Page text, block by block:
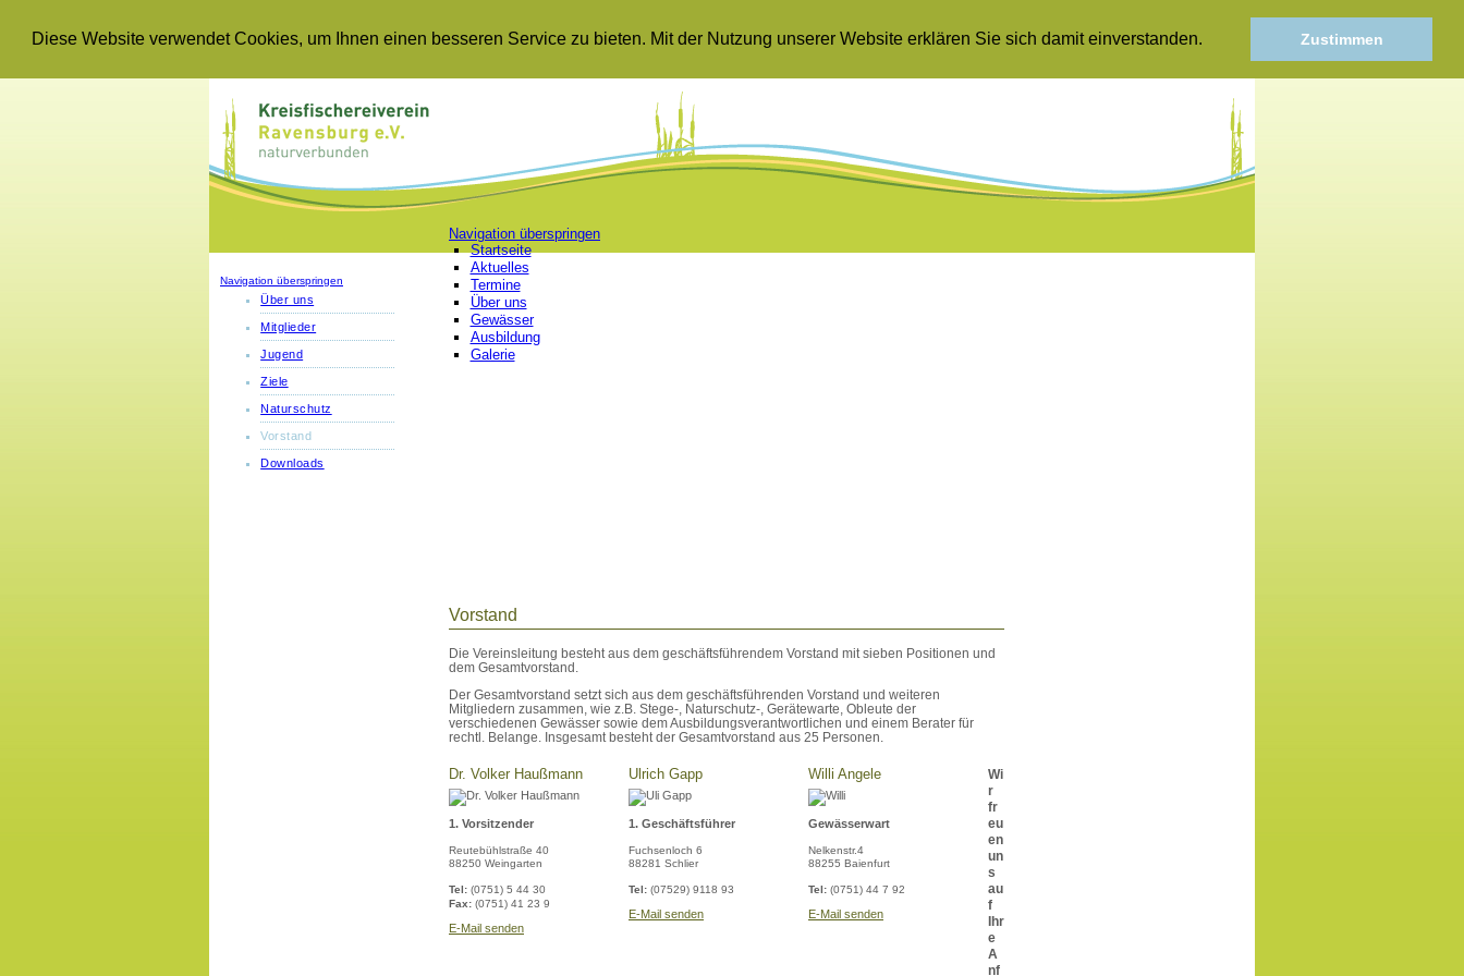
Diese Website verwendet Cookies, um Ihnen einen besseren Service zu bieten. Mit der Nutzung unserer Website erklären Sie sich damit einverstanden. Zustimmen
Navigation überspringen
Startseite
Aktuelles
Termine
Über uns
Gewässer
Ausbildung
Galerie
Navigation überspringen
Über uns
Mitglieder
Jugend
Ziele
Naturschutz
Vorstand
Downloads
Vorstand
Die Vereinsleitung besteht aus dem geschäftsführendem Vorstand mit sieben Positionen und
dem Gesamtvorstand.
Der Gesamtvorstand setzt sich aus dem geschäftsführenden Vorstand und weiteren
Mitgliedern zusammen, wie z.B. Stege-, Naturschutz-, Gerätewarte, Obleute der
verschiedenen Gewässer sowie dem Ausbildungsverantwortlichen und einem Berater für
rechtl. Belange. Insgesamt besteht der Gesamtvorstand aus 25 Personen.
Dr. Volker Haußmann
1. Vorsitzender
Reutebühlstraße 40
88250 Weingarten
Tel: (0751) 5 44 30
Fax: (0751) 41 23 9
E-Mail senden
Ulrich Gapp
1. Geschäftsführer
Fuchsenloch 6
88281 Schlier
Tel: (07529) 9118 93
E-Mail senden
Willi Angele
Gewässerwart
Nelkenstr.4
88255 Baienfurt
Tel: (0751) 44 7 92
E-Mail senden
Wi
r
fr
eu
en
un
s
au
f
Ihr
e
A
nf